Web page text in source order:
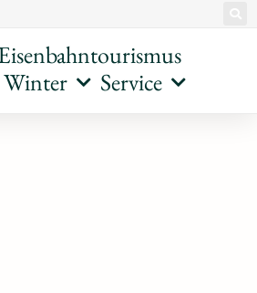
Winter
Service